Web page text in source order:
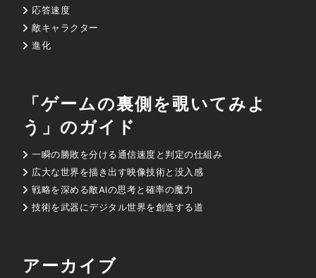
応答速度
敵キャラクター
進化
「ゲームの裏側を覗いてみよ
う」のガイド
一瞬の勝敗を分ける通信速度と判定の仕組み
広大な世界を描き出す映像技術と没入感
戦略を深める敵AIの思考と確率の魔力
技術を武器にデジタル世界を創造する道
アーカイブ